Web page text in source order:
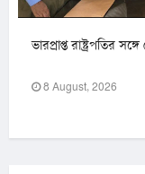
ভারপ্রাপ্ত রাষ্ট্রপতির
8 August, 2026